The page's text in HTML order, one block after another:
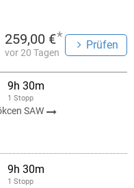
259,00 €*
vor 20 Tagen
Prüfen
9h 30m
1 Stopp
SAW
9h 30m
1 Stopp